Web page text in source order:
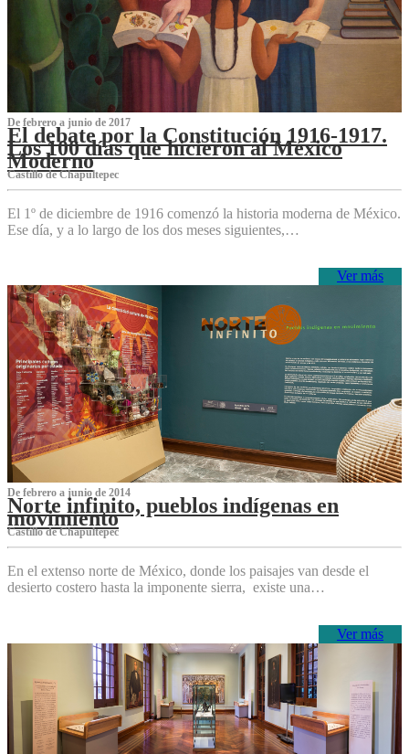
De febrero a junio de 2017
El debate por la Constitución 1916-1917.
Los 100 días que hicieron al México
Moderno
Castillo de Chapultepec
El 1º de diciembre de 1916 comenzó la historia moderna de México.
Ese día, y a lo largo de los dos meses siguientes,…
Ver más
De febrero a junio de 2014
Norte infinito, pueblos indígenas en
movimiento
Castillo de Chapultepec
En el extenso norte de México, donde los paisajes van desde el
desierto costero hasta la imponente sierra, existe una…
Ver más